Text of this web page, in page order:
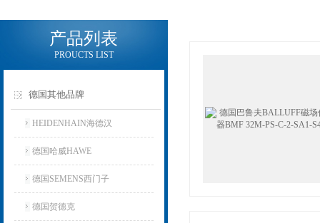
产品列表
PROUCTS LIST
德国其他品牌
HEIDENHAIN海德汉
德国哈威HAWE
德国SEMENS西门子
德国贺德克